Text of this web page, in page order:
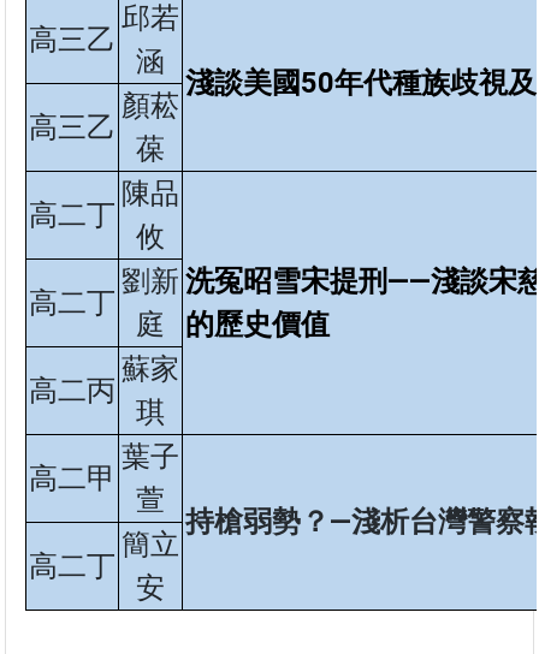
高三乙
邱若
涵
淺談美國50年代種族歧視
高三乙
顏菘
葆
高二丁
陳品
攸
洗冤昭雪宋提刑——淺談宋
的歷史價值
高二丁
劉新
庭
高二丙
蘇家
琪
高二甲
葉子
萱
持槍弱勢？—淺析台灣警察
高二丁
簡立
安